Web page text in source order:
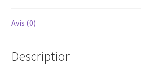
Avis (0)
Description